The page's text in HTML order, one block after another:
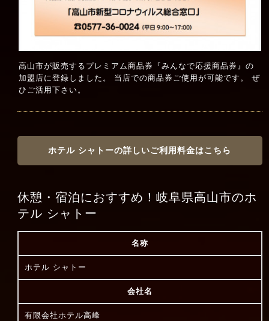
高山市が販売するプレミアム商品券『みんなで応援商品券』の
加盟店に登録しました。 当店での商品券ご使用が可能です。 ぜ
ひご活用下さい。
ホテル シャトーの詳しいご利用料金はこちら
休憩・宿泊におすすめ！岐阜県高山市のホ
テル シャトー
名称
ホテル シャトー
会社名
有限会社ホテル高峰